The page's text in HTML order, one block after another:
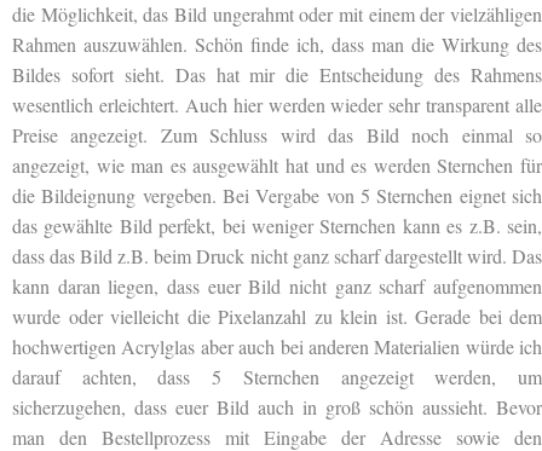
die Möglichkeit, das Bild ungerahmt oder mit einem der vielzähligen
Rahmen auszuwählen. Schön finde ich, dass man die Wirkung des
Bildes sofort sieht. Das hat mir die Entscheidung des Rahmens
wesentlich erleichtert. Auch hier werden wieder sehr transparent alle
Preise angezeigt. Zum Schluss wird das Bild noch einmal so
angezeigt, wie man es ausgewählt hat und es werden Sternchen für
die Bildeignung vergeben. Bei Vergabe von 5 Sternchen eignet sich
das gewählte Bild perfekt, bei weniger Sternchen kann es z.B. sein,
dass das Bild z.B. beim Druck nicht ganz scharf dargestellt wird. Das
kann daran liegen, dass euer Bild nicht ganz scharf aufgenommen
wurde oder vielleicht die Pixelanzahl zu klein ist. Gerade bei dem
hochwertigen Acrylglas aber auch bei anderen Materialien würde ich
darauf achten, dass 5 Sternchen angezeigt werden, um
sicherzugehen, dass euer Bild auch in groß schön aussieht. Bevor
man den Bestellprozess mit Eingabe der Adresse sowie den